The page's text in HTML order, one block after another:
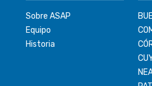
Sobre ASAP
Equipo
Historia